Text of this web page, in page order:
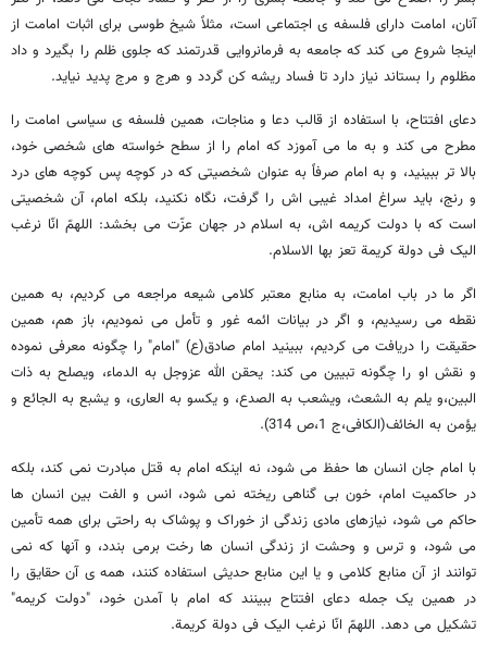
آنان، امامت دارای فلسفه ی اجتماعی است، مثلاً شیخ طوسی برای اثبات امامت از
اینجا شروع می کند که جامعه به فرمانروایی قدرتمند که جلوی ظلم را بگیرد و داد
مظلوم را بستاند نیاز دارد تا فساد ریشه کن گردد و هرج و مرج پدید نیاید.
دعای افتتاح، با استفاده از قالب دعا و مناجات، همین فلسفه ی سیاسی امامت را
مطرح می کند و به ما می آموزد که امام را از سطح خواسته های شخصی خود،
بالا تر ببینید، و به امام صرفاً به عنوان شخصیتی که در کوچه پس کوچه های درد
و رنج، باید سراغ امداد غیبی اش را گرفت، نگاه نکنید، بلکه امام، آن شخصیتی
است که با دولت کریمه اش، به اسلام در جهان عزّت می بخشد: اللهمّ انّا نرغب
الیک فی دولة کریمة تعز بها الاسلام.
اگر ما در باب امامت، به منابع معتبر کلامی شیعه مراجعه می کردیم، به همین
نقطه می رسیدیم، و اگر در بیانات ائمه غور و تأمل می نمودیم، باز هم، همین
حقیقت را دریافت می کردیم، ببینید امام صادق(ع) "امام" را چگونه معرفی نموده
و نقش او را چگونه تبیین می کند: یحقن الله عزوجل به الدماء، ویصلح به ذات
البین،و یلم به الشعث، ویشعب به الصدع، و یکسو به العاری، و یشبع به الجائع و
یؤمن به الخائف(الکافی،ج 1،ص 314).
با امام جان انسان ها حفظ می شود، نه اینکه امام به قتل مبادرت نمی کند، بلکه
در حاکمیت امام، خون بی گناهی ریخته نمی شود، انس و الفت بین انسان ها
حاکم می شود، نیازهای مادی زندگی از خوراک و پوشاک به راحتی برای همه تأمین
می شود، و ترس و وحشت از زندگی انسان ها رخت برمی بندد، و آنها که نمی
توانند از آن منابع کلامی و یا این منابع حدیثی استفاده کنند، همه ی آن حقایق را
در همین یک جمله دعای افتتاح ببینند که امام با آمدن خود، "دولت کریمه"
تشکیل می دهد. اللهمّ انّا نرغب الیک فی دولة کریمة.